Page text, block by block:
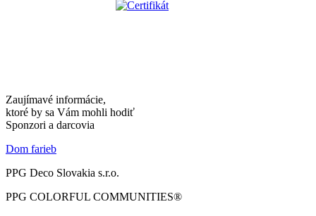
Zaujímavé informácie,
ktoré by sa Vám mohli hodiť
Sponzori a darcovia
Dom farieb
PPG Deco Slovakia s.r.o.
PPG COLORFUL COMMUNITIES®